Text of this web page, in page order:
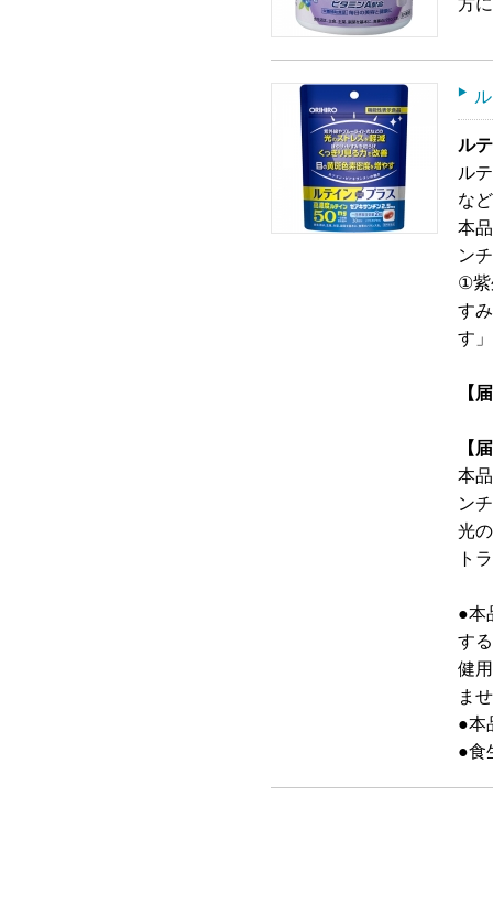
方
ル
ル
な
本
ン
①紫
す
す
【
【
本
ン
光
ト
●本
す
健
ま
●本
●食